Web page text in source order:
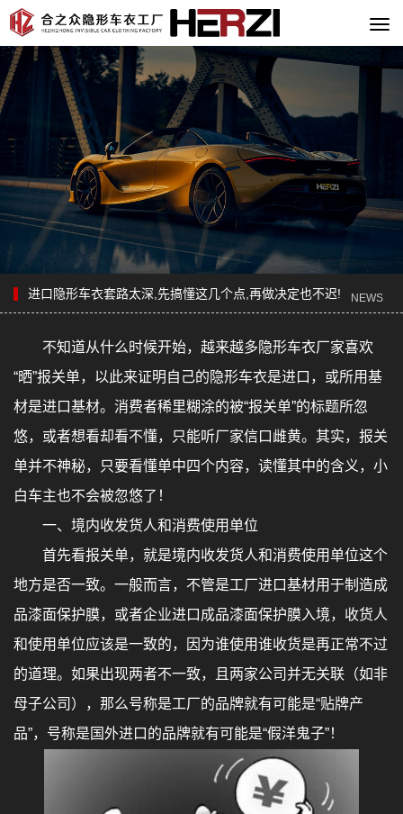
切
航
进口隐形车衣套路太深,先搞懂这几个点,再做决定也不迟! NEWS
不知道从什么时候开始，越来越多隐形车衣厂家喜欢
“晒”报关单，以此来证明自己的隐形车衣是进口，或所用基
材是进口基材。消费者稀里糊涂的被“报关单”的标题所忽
悠，或者想看却看不懂，只能听厂家信口雌黄。其实，报关
单并不神秘，只要看懂单中四个内容，读懂其中的含义，小
白车主也不会被忽悠了！
一、境内收发货人和消费使用单位
首先看报关单，就是境内收发货人和消费使用单位这个
地方是否一致。一般而言，不管是工厂进口基材用于制造成
品漆面保护膜，或者企业进口成品漆面保护膜入境，收货人
和使用单位应该是一致的，因为谁使用谁收货是再正常不过
的道理。如果出现两者不一致，且两家公司并无关联（如非
母子公司），那么号称是工厂的品牌就有可能是“贴牌产
品”，号称是国外进口的品牌就有可能是“假洋鬼子”！